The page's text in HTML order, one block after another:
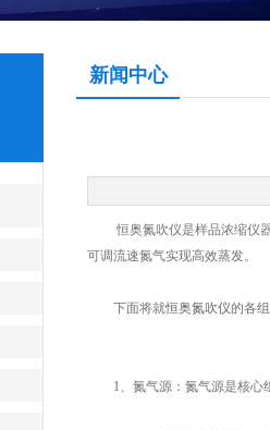
新闻中心
恒奥氮吹仪是样品浓缩仪器
可调流速氮气实现高效蒸发。
下面将就恒奥氮吹仪的各
1、氮气源：氮气源是核心组